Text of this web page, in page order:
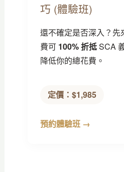
巧 (體驗班)
還不確定是否深入？先
費可 100% 折抵SCA
降低你的總花費。
定價：$1,985
預約體驗班 →